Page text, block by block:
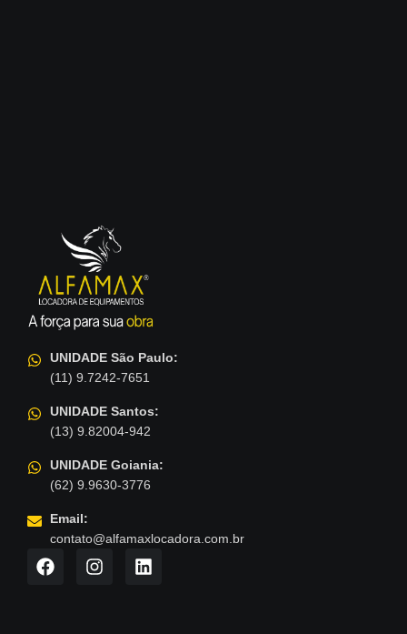
UNIDADE São Paulo:
(11) 9.7242-7651
UNIDADE Santos:
(13) 9.82004-942
UNIDADE Goiania:
(62) 9.9630-3776
Email:
contato@alfamaxlocadora.com.br